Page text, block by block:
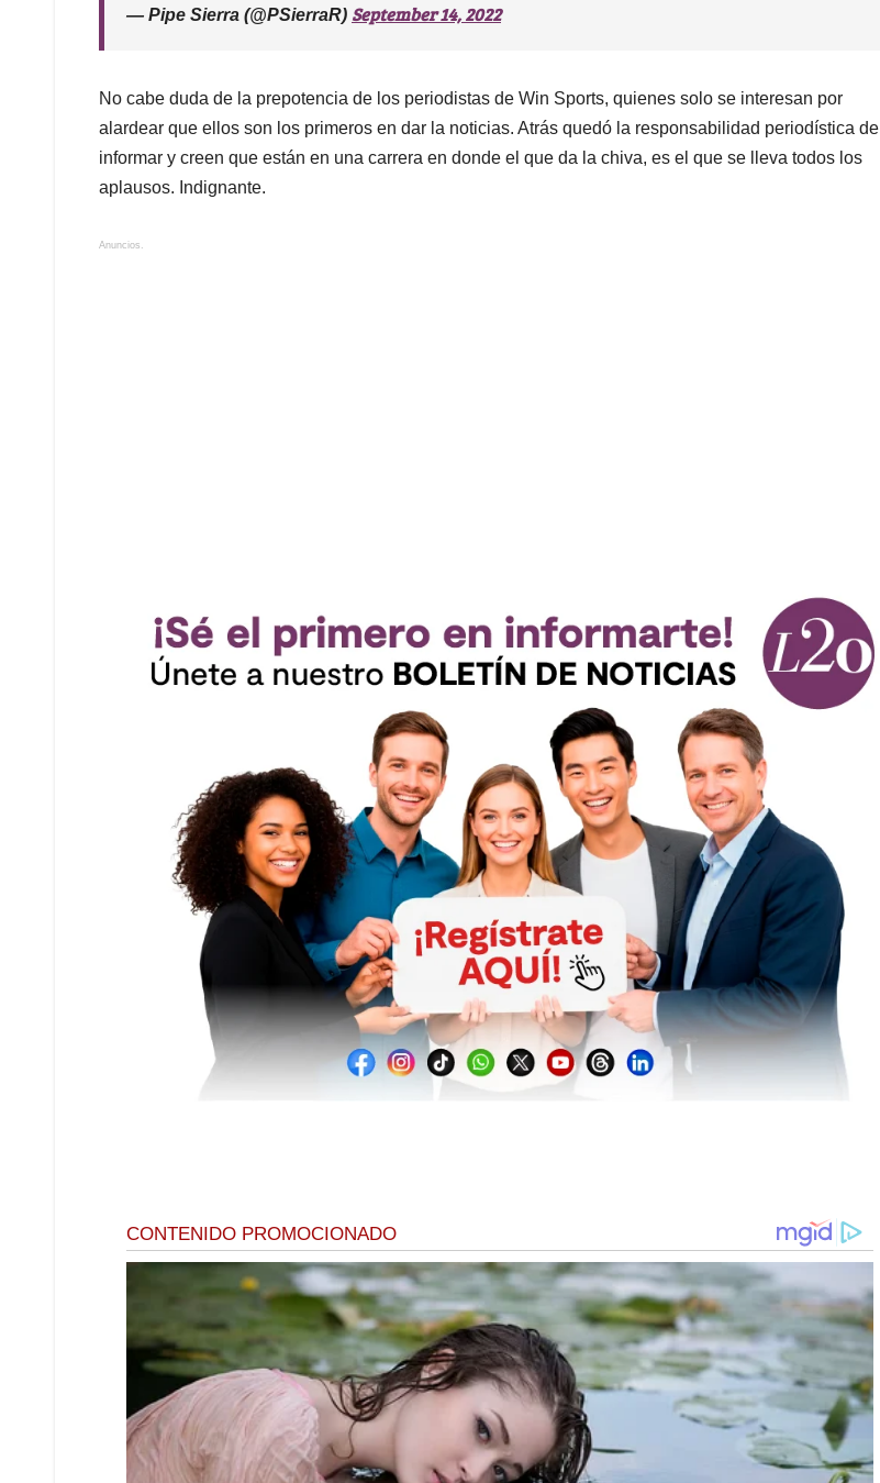
— Pipe Sierra (@PSierraR) September 14, 2022
No cabe duda de la prepotencia de los periodistas de Win Sports, quienes solo se interesan por
alardear que ellos son los primeros en dar la noticias. Atrás quedó la responsabilidad periodística de
informar y creen que están en una carrera en donde el que da la chiva, es el que se lleva todos los
aplausos. Indignante.
Anuncios.